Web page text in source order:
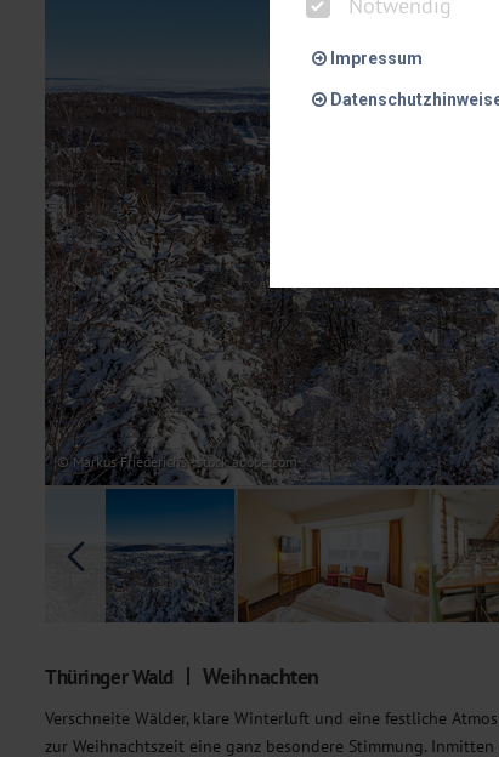
© Markus Friederichs - stock.adobe.com
Thüringer Wald Weihnachten
Verschneite Wälder, klare Winterluft und eine festliche
zur Weihnachtszeit eine ganz besondere Stimmung. Inmitten
Impressum
Diese Cookies sind für
möchten, um Ihnen
Statistik
Um unser Angebot und
dieser Cookies können
unsere Inhalte
Übermittlung, der auf
Datenschutzhinweisen .
Marketing
Diese Cookies werden